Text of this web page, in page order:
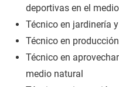
deportivas en el
Técnico en jardinería
Técnico en
Técnico en
medio natural